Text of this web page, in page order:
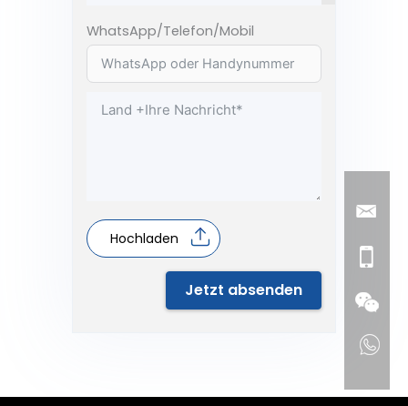
WhatsApp/Telefon/Mobil
Hochladen
Jetzt absenden